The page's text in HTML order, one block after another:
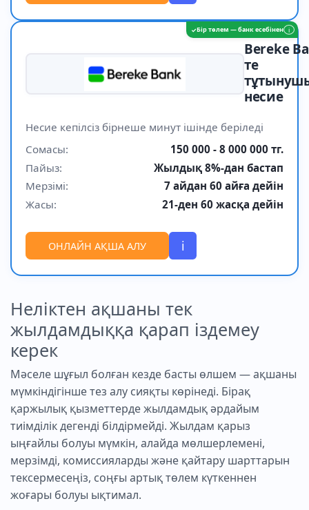
✓Бір төлем — банк есебінен i
Bereke
те
несие
Несие кепілсіз бірнеше минут ішінде беріледі
Сомасы:
150 000 - 8 000 000 тг.
Пайыз:
Жылдық 8%-дан бастап
Мерзімі:
7 айдан 60 айға дейін
Жасы:
21-ден 60 жасқа дейін
ОНЛАЙН АҚША АЛУ i
Неліктен ақшаны тек
жылдамдыққа қарап іздемеу
керек
Мәселе шұғыл болған кезде басты өлшем — ақшаны
мүмкіндігінше тез алу сияқты көрінеді. Бірақ
қаржылық қызметтерде жылдамдық әрдайым
тиімділік дегенді білдірмейді. Жылдам қарыз
ыңғайлы болуы мүмкін, алайда мөлшерлемені,
мерзімді, комиссияларды және қайтару шарттарын
тексермесеңіз, соңғы артық төлем күткеннен
жоғары болуы ықтимал.